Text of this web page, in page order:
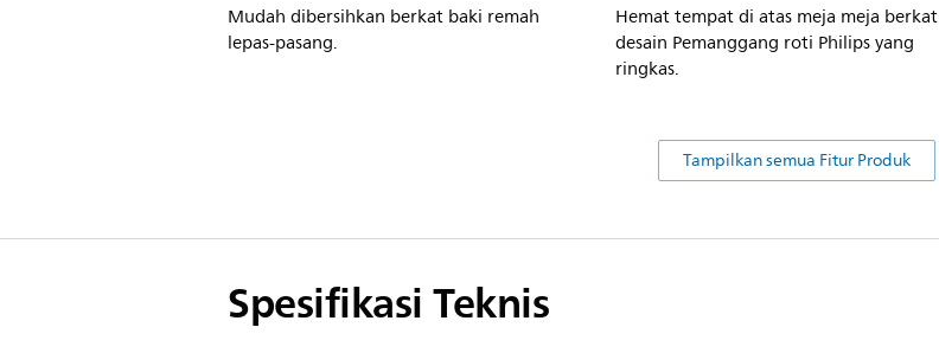
Mudah dibersihkan berkat baki remah
lepas-pasang.
Hemat tempat di atas meja meja berkat
desain Pemanggang roti Philips yang
ringkas.
Tampilkan semua Fitur Produk
Spesifikasi Teknis